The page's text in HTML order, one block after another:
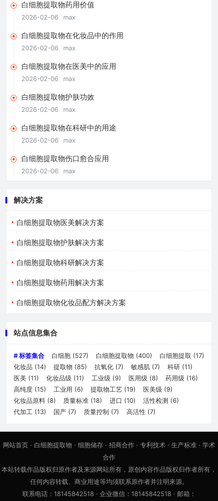
白细胞提取物药用价值
2026-02-06 max
白细胞提取物在化妆品中的作用
2026-02-06 max
白细胞提取物在医美中的应用
2026-02-06 max
白细胞提取物护肤功效
2026-02-06 max
白细胞提取物在科研中的用途
2026-02-06 max
白细胞提取物伤口愈合应用
2026-02-06 max
解决方案
白细胞提取物医美解决方案
白细胞提取物护肤解决方案
白细胞提取物科研解决方案
白细胞提取物药用解决方案
白细胞提取物化妆品配方解决方案
站点信息集合
# 标签集合 白细胞 (527) 白细胞提取物 (400) 白细胞提取 (17)
化妆品 (14) 提取物 (85) 抗氧化 (7) 敏感肌 (7) 科研 (11)
医美 (11) 化妆品级 (11) 工业级 (9) 医用级 (8) 药用级 (16)
高纯度 (15) 工业用 (6) 提取物工艺 (19) 医美级 (9)
化妆品原料 (8) 质量标准 (18) 进口 (10) 活性检测 (6)
代加工 (13) 国产 (7) 质量控制 (7) 高活性 (7)
网站首页 · 白细胞提取物 · 细胞储存 · 招商合作 · 专利技术 · 生产标准 · 学术
合作
本站转载作品版权归原作者及来源网站所有，原创内容作品版权归作者所有，
任何内容转载、商业用途等均须联系原作者并注明来源。
联系电话：18145842518 · 企业微信：18145842518 · 邮箱：